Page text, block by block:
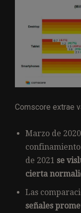
Comscore extrae
Marzo de
confinamiento
de 2021 se
cierta
Las
señales